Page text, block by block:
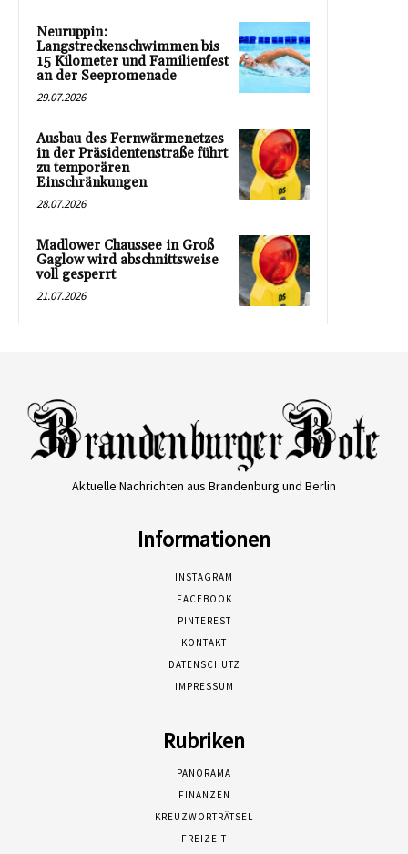
Neuruppin:
Langstreckenschwimmen bis
15 Kilometer und Familienfest
an der Seepromenade
29.07.2026
Ausbau des Fernwärmenetzes
in der Präsidentenstraße führt
zu temporären
Einschränkungen
28.07.2026
Madlower Chaussee in Groß
Gaglow wird abschnittsweise
voll gesperrt
21.07.2026
Aktuelle Nachrichten aus Brandenburg und Berlin
Informationen
INSTAGRAM
FACEBOOK
PINTEREST
KONTAKT
DATENSCHUTZ
IMPRESSUM
Rubriken
PANORAMA
FINANZEN
KREUZWORTRÄTSEL
FREIZEIT